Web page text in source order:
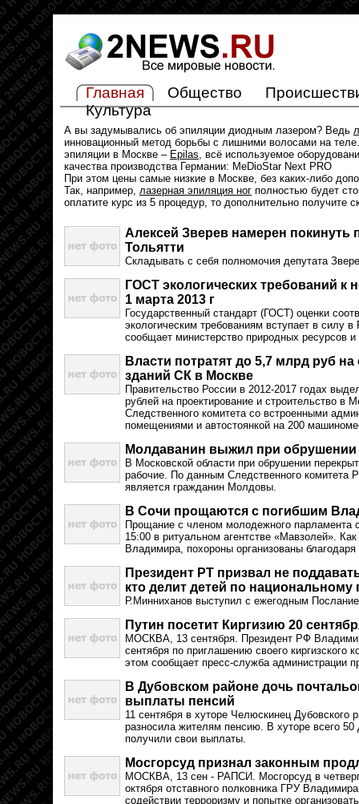
Главная Общество
Культура
А вы задумывались об эпиляции диодным лазером? Ведь
инновационный метод борьбы с лишними волосами на
эпиляции в Москве – Epilas, всё используемое
качества производства Германии: MeDioStar Next PRO
При этом цены самые низкие в Москве, без каких-либо
Так, например, лазерная эпиляция ног полностью будет
оплатите курс из 5 процедур, то дополнительно получите
Алексей Зверев намерен покинуть
Тольятти
Складывать с себя полномочия депутата
ГОСТ экологических требований к
1 марта 2013 г
Государственный стандарт (ГОСТ) оценки
экологическим требованиям вступает в силу
сообщает министерство природных ресурсов и
Власти потратят до 5,7 млрд руб
зданий СК в Москве
Правительство России в 2012-2017 годах
рублей на проектирование и строительство в
Следственного комитета со встроенными
помещениями и автостоянкой на 200
Молдаванин выжил при
В Московской области при обрушении
рабочие. По данным Следственного комитета
является гражданин Молдовы.
В Сочи прощаются с погибшим
Прощание с членом молодежного парламента
15:00 в ритуальном агентстве «Мавзолей».
Владимира, похороны организованы
Президент РТ призвал не
кто делит детей по национальному
Р.Минниханов выступил с ежегодным
Путин посетит Киргизию 20
МОСКВА, 13 сентября. Президент РФ
сентября по приглашению своего киргизского
этом сообщает пресс-служба администрации
В Дубовском районе дочь
выплаты пенсий
11 сентября в хуторе Челюскинец Дубовского
разносила жителям пенсию. В хуторе всего 50
получили свои выплаты.
Мосгорсуд признал законным
МОСКВА, 13 сен - РАПСИ. Мосгорсуд в
октября отставного полковника ГРУ
содействии терроризму и попытке